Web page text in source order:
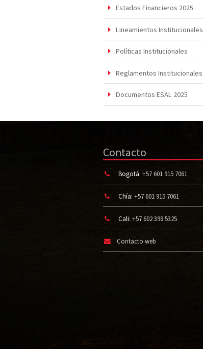
Estados Financieros 2025
Lineamientos Institucionales
Políticas Institucionales
Reglamentos Institucionales
Documentos ESAL 2025
Contacto
Bogotá: +57 601 915 7061
Chía: +57 601 915 7061
Cali: +57 602 398 5325
Contacto web